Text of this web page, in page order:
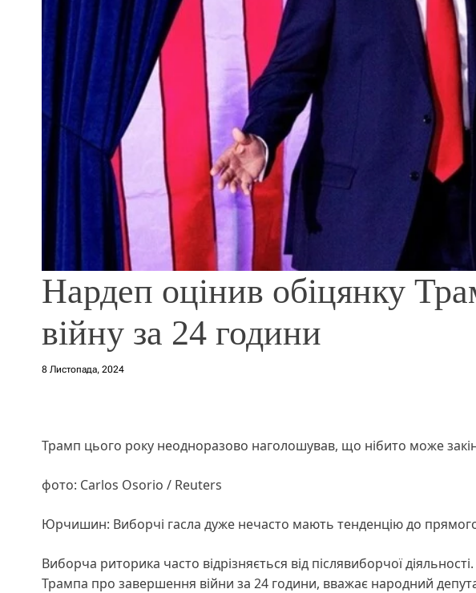
Нардеп оцінив обіцянку
війну за 24 години
8 Листопада, 2024
Трамп цього року неодноразово наголошував, що нібито може
фото: Carlos Osorio / Reuters
Юрчишин: Виборчі гасла дуже нечасто мають тенденцію до
Виборча риторика часто відрізняється від післявиборчої
Трампа про завершення війни за 24 години, вважає народний